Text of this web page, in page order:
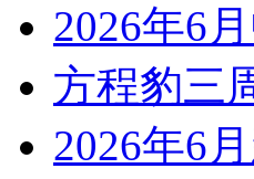
2026年6
方程豹三
2026年6